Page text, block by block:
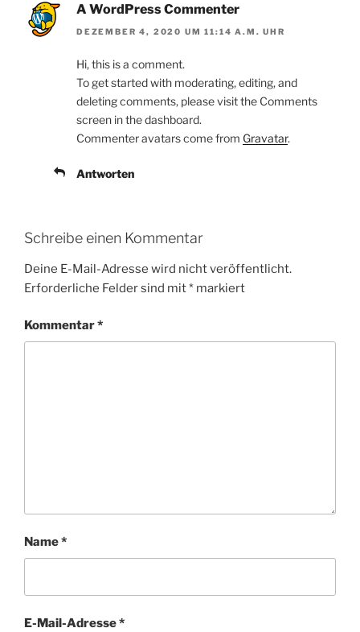
A WordPress Commenter
DEZEMBER 4, 2020 UM 11:14 A.M. UHR
Hi, this is a comment.
To get started with moderating, editing, and
deleting comments, please visit the Comments
screen in the dashboard.
Commenter avatars come from Gravatar.
Antworten
Schreibe einen Kommentar
Deine E-Mail-Adresse wird nicht veröffentlicht.
Erforderliche Felder sind mit* markiert
Kommentar*
Name*
E-Mail-Adresse*